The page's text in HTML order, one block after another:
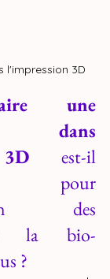
l'impression 3D
une
dans
est-il
pour
des
la bio-
?